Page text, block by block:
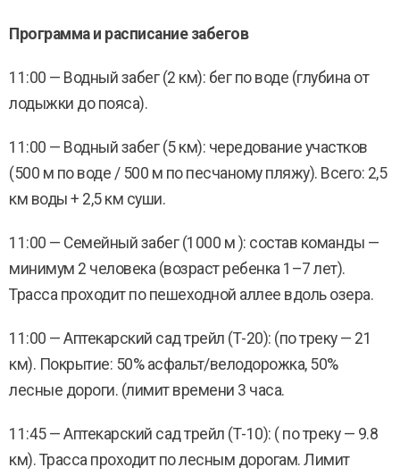
Программа и расписание забегов
11:00 — Водный забег (2 км): бег по воде (глубина от
лодыжки до пояса).
11:00 — Водный забег (5 км): чередование участков
(500 м по воде / 500 м по песчаному пляжу). Всего: 2,5
км воды + 2,5 км суши.
11:00 — Семейный забег (1000 м ): состав команды —
минимум 2 человека (возраст ребенка 1–7 лет).
Трасса проходит по пешеходной аллее вдоль озера.
11:00 — Аптекарский сад трейл (Т-20): (по треку — 21
км). Покрытие: 50% асфальт/велодорожка, 50%
лесные дороги. (лимит времени 3 часа.
11:45 — Аптекарский сад трейл (Т-10): ( по треку — 9.8
км). Трасса проходит по лесным дорогам. Лимит